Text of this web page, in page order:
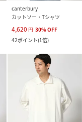
canterbury
カットソー・Tシャツ
4,620 円 30%OFF
42ポイント(1倍)